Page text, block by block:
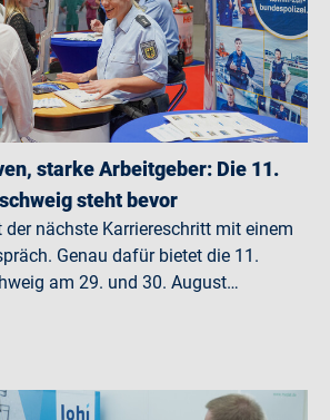
starke Arbeitgeber: Die 11.
steht bevor
nächste Karriereschritt mit einem
Genau dafür bietet die 11.
am 29. und 30. August…